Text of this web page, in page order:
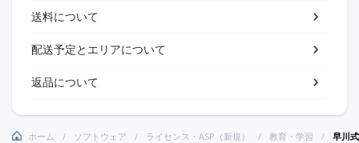
送料について
配送予定とエリアについて
返品について
ホーム ソフトウェア ライセンス・ASP（新規） 教育・学習 早川